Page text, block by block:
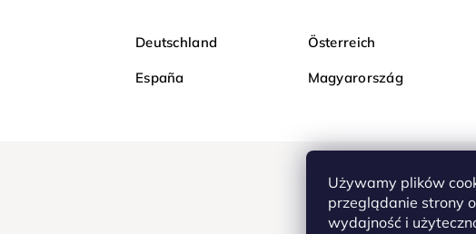
Używamy plików
przeglądanie strony
wydajność i
Deutschland Österreich
España Magyarország